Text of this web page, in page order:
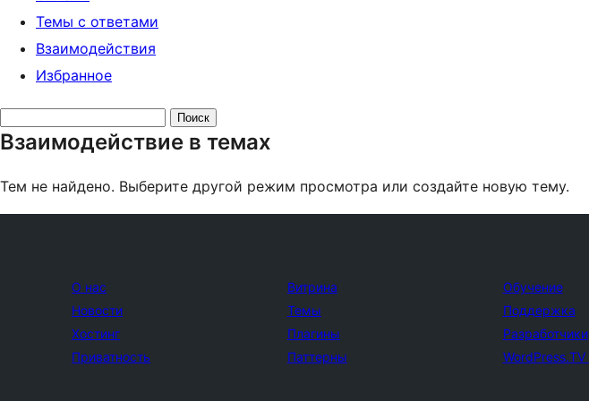
Темы с ответами
Взаимодействия
Избранное
тем:
Взаимодействие в темах
Тем не найдено. Выберите другой режим просмотра или создайте новую тему.
О нас
Новости
Хостинг
Приватность
Витрина
Темы
Плагины
Паттерны
Обучение
Поддержка
Разработчики
WordPress.TV